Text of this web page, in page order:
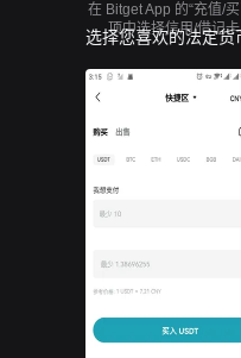
在 Bitget App 的“充值/
项中选择信用/借记卡
选择您喜欢的法定货